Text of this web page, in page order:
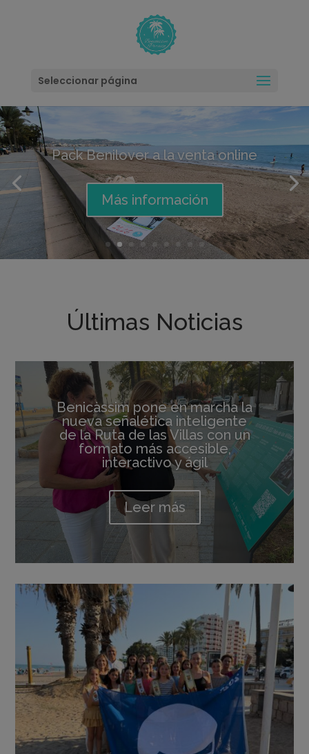
Seleccionar página
Llévate el Calendario Benilover
2027
Más información
Últimas Noticias
Benicàssim pone en marcha la
nueva señalética inteligente
de la Ruta de las Villas con un
formato más accesible,
interactivo y ágil
Leer más